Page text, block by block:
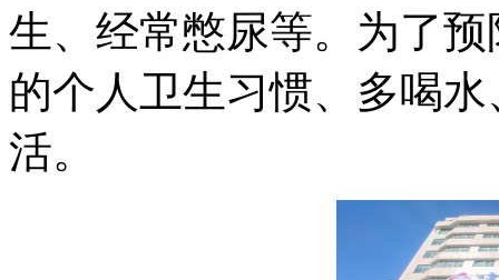
生、经常憋尿等。为了
的个人卫生习惯、多喝
活。